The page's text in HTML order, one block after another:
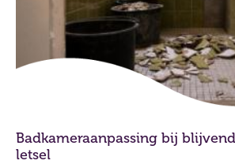
Badkameraanpassing bij
letsel